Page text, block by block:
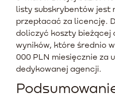
listy subskrybentów jest
przepłacać za licencję.
doliczyć koszty bieżącej
wyników, które średnio
000 PLN miesięcznie za
dedykowanej agencji.